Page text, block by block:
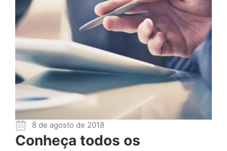
8 de agosto de 2018
Conheça todos os